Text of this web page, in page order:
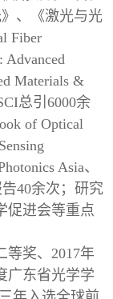
、《激光与光
Fiber
Materials &
总引6000余
of Optical
Asia、
40余次；研究
促进会等重点
等奖、2017年
广东省光学学